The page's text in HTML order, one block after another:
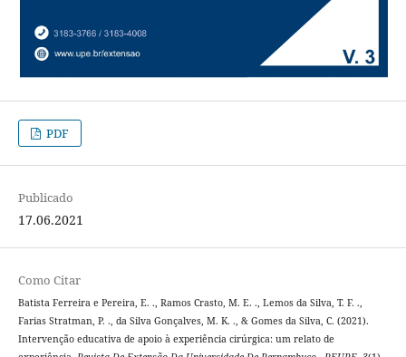
PDF
Publicado
17.06.2021
Como Citar
Batista Ferreira e Pereira, E. ., Ramos Crasto, M. E. ., Lemos da Silva, T. F. .,
Farias Stratman, P. ., da Silva Gonçalves, M. K. ., & Gomes da Silva, C. (2021).
Intervenção educativa de apoio à experiência cirúrgica: um relato de